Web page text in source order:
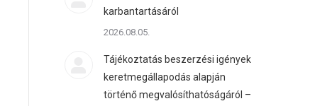
karbantartásáról
2026.08.05.
Tájékoztatás beszerzési igények
keretmegállapodás alapján
történő megvalósíthatóságáról –